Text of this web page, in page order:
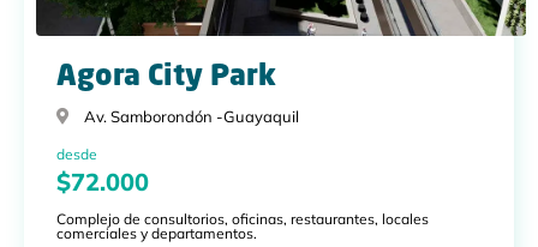
Agora City Park
Av. Samborondón -Guayaquil
desde
$72.000
Complejo de consultorios, oficinas, restaurantes, locales
comerciales y departamentos.